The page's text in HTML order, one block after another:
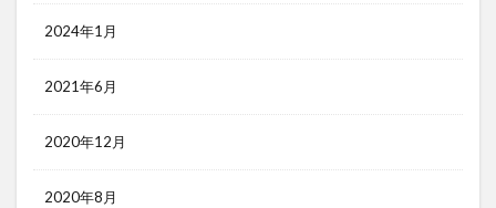
2024年1月
2021年6月
2020年12月
2020年8月